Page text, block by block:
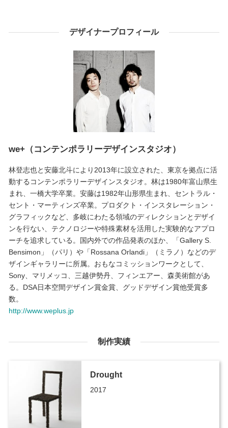
デザイナープロフィール
we+（コンテンポラリーデザインスタジオ）
林登志也と安藤北斗により2013年に設立された、東京を拠点に活
動するコンテンポラリーデザインスタジオ。林は1980年富山県生
まれ、一橋大学卒業。安藤は1982年山形県生まれ、セントラル・
セント・マーティンズ卒業。プロダクト・インスタレーション・
グラフィックなど、多岐にわたる領域のディレクションとデザイ
ンを行ない、テクノロジーや特殊素材を活用した実験的なアプロ
ーチを追求している。国内外での作品発表のほか、「Gallery S.
Bensimon」（パリ）や「Rossana Orlandi」（ミラノ）などのデ
ザインギャラリーに所属。おもなコミッションワークとして、
Sony、マリメッコ、三越伊勢丹、フィンエアー、森美術館があ
る。DSA日本空間デザイン賞金賞、グッドデザイン賞他受賞多
数。
http://www.weplus.jp
制作実績
Drought
2017